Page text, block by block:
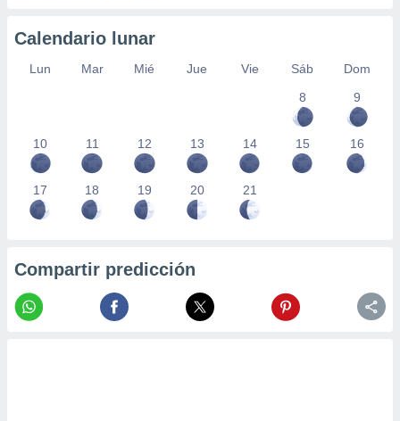
Calendario lunar
Lun Mar Mié Jue Vie Sáb
Dom
8
9
10 11 12 13 14 15 16
17 18 19 20 21
Compartir predicción